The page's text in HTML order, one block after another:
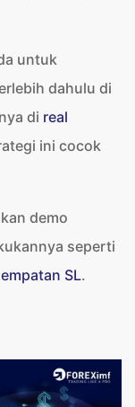
untuk
dahulu di
di real
ini cocok
demo
seperti
SL.